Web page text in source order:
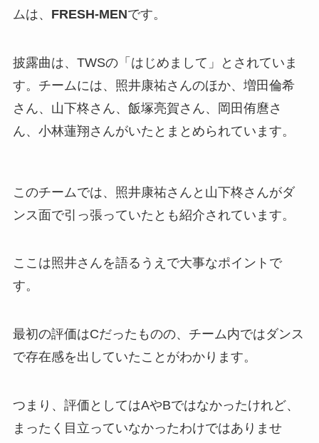
ムは、 FRESH-MENです。
披露曲は、TWSの「はじめまして」とされていま
す。チームには、照井康祐さんのほか、増田倫希
さん、山下柊さん、飯塚亮賀さん、岡田侑麿さ
ん、小林蓮翔さんがいたとまとめられています。
このチームでは、照井康祐さんと山下柊さんがダ
ンス面で引っ張っていたとも紹介されています。
ここは照井さんを語るうえで大事なポイントで
す。
最初の評価はCだったものの、チーム内ではダンス
で存在感を出していたことがわかります。
つまり、評価としてはAやBではなかったけれど、
まったく目立っていなかったわけではありませ